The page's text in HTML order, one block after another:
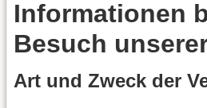
Informationen
Besuch
Art und Zweck der